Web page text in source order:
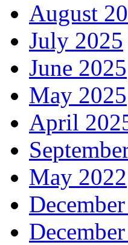
August
July 2025
June 2025
May 2025
April
May 2022